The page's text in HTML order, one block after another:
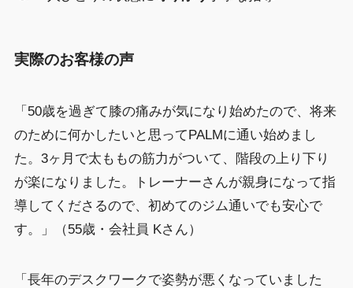
実際のお客様の声
「50歳を過ぎて膝の痛みが気になり始めたので、将来
のために何かしたいと思ってPALMに通い始めまし
た。3ヶ月で太ももの筋力がついて、階段の上り下り
が楽になりました。トレーナーさんが親身になって指
導してくださるので、初めてのジム通いでも安心で
す。」（55歳・会社員 Kさん）
「長年のデスクワークで姿勢が悪くなっていました